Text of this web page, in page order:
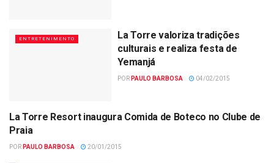
ENTRETENIMENTO
La Torre valoriza tradições
culturais e realiza festa de
Yemanjá
POR PAULO BARBOSA 04/02/2015
ENTRETENIMENTO
La Torre Resort inaugura Comida de Boteco no Clube de
Praia
POR PAULO BARBOSA 20/01/2015